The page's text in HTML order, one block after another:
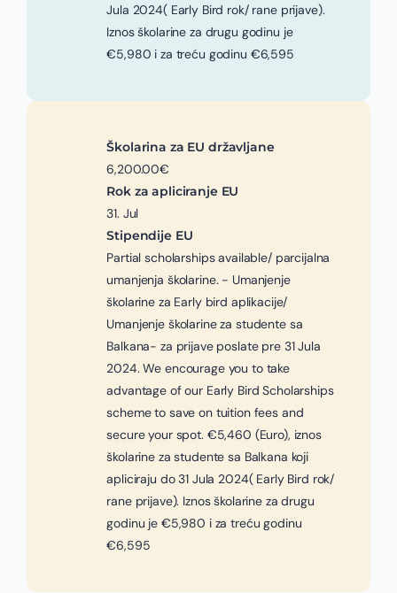
Jula 2024( Early Bird rok/ rane prijave).
Iznos školarine za drugu godinu je
€5,980 i za treću godinu €6,595
Školarina za EU državljane
6,200.00€
Rok za apliciranje EU
31. Jul
Stipendije EU
Partial scholarships available/ parcijalna
umanjenja školarine. - Umanjenje
školarine za Early bird aplikacije/
Umanjenje školarine za studente sa
Balkana- za prijave poslate pre 31 Jula
2024. We encourage you to take
advantage of our Early Bird Scholarships
scheme to save on tuition fees and
secure your spot. €5,460 (Euro), iznos
školarine za studente sa Balkana koji
apliciraju do 31 Jula 2024( Early Bird rok/
rane prijave). Iznos školarine za drugu
godinu je €5,980 i za treću godinu
€6,595